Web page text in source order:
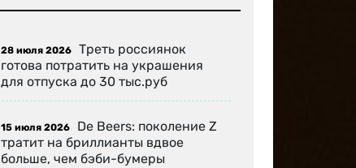
28 июля 2026 Треть россиянок
готова потратить на украшения
для отпуска до 30 тыс.руб
15 июля 2026 De Beers: поколение Z
тратит на бриллианты вдвое
больше, чем бэби-бумеры